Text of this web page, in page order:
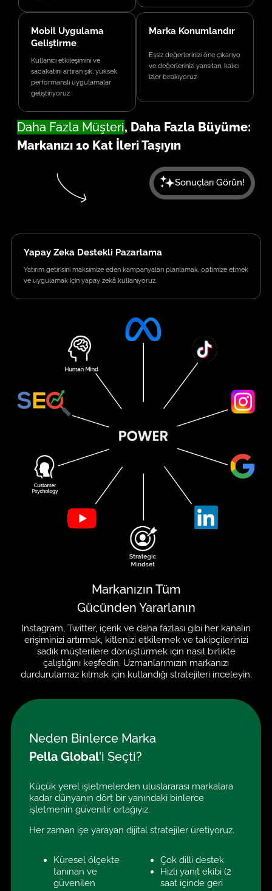
Mobil Uygulama
Geliştirme
Kullanıcı etkileşimini ve
sadakatini artıran şık, yüksek
performanslı uygulamalar
geliştiriyoruz.
Marka Konumlandır
Eşsiz değerlerinizi öne çıkarıyo
ve değerlerinizi yansıtan, kalıcı
izler bırakıyoruz
Daha Fazla Müşteri, Daha Fazla Büyüme:
Markanızı 10 Kat İleri Taşıyın
Sonuçları Görün!
Yapay Zeka Destekli Pazarlama
Yatırım getirisini maksimize eden kampanyaları planlamak, optimize etmek
ve uygulamak için yapay zekâ kullanıyoruz.
Markanızın Tüm
Gücünden Yararlanın
Instagram, Twitter, içerik ve daha fazlası gibi her kanalın
erişiminizi artırmak, kitlenizi etkilemek ve takipçilerinizi
sadık müşterilere dönüştürmek için nasıl birlikte
çalıştığını keşfedin. Uzmanlarımızın markanızı
durdurulamaz kılmak için kullandığı stratejileri inceleyin.
Neden Binlerce Marka
Pella Global’i Seçti?
Küçük yerel işletmelerden uluslararası markalara
kadar dünyanın dört bir yanındaki binlerce
işletmenin güvenilir ortağıyız.
Her zaman işe yarayan dijital stratejiler üretiyoruz.
Küresel ölçekte
tanınan ve
güvenilen
Çok dilli destek
Hızlı yanıt ekibi (2
saat içinde geri